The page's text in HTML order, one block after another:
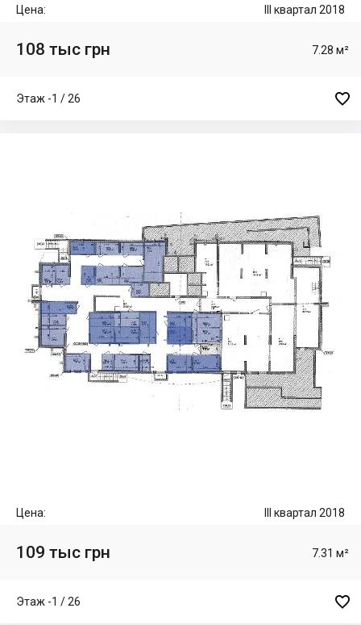
Цена: III квартал 2018
108 тыс грн 7.28 м²
Этаж -1 / 26 
Цена: III квартал 2018
109 тыс грн 7.31 м²
Этаж -1 / 26 